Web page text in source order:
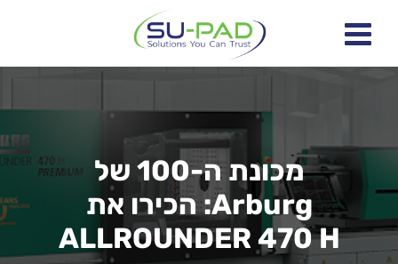
מכונת ה-100 של
Arburg: הכירו את
ALLROUNDER 470 H